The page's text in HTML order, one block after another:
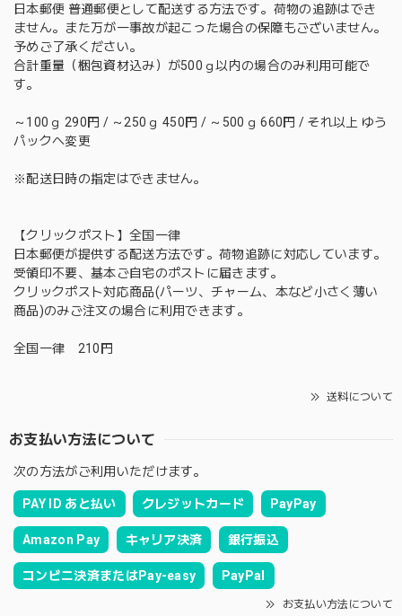
日本郵便 普通郵便として配送する方法です。荷物の追跡はでき
ません。また万が一事故が起こった場合の保障もございません。
予めご了承ください。
合計重量（梱包資材込み）が500ｇ以内の場合のみ利用可能で
す。
～100ｇ 290円 / ～250ｇ 450円 / ～500ｇ 660円 / それ以上 ゆう
パックへ変更
※配送日時の指定はできません。
【クリックポスト】全国一律
日本郵便が提供する配送方法です。荷物追跡に対応しています。
受領印不要、基本ご自宅のポストに届きます。
クリックポスト対応商品(パーツ、チャーム、本など小さく薄い
商品)のみご注文の場合に利用できます。
全国一律 210円
送料について
お支払い方法について
次の方法がご利用いただけます。
PAY ID あと払い クレジットカード PayPay
Amazon Pay キャリア決済 銀行振込
コンビニ決済またはPay-easy PayPal
お支払い方法について